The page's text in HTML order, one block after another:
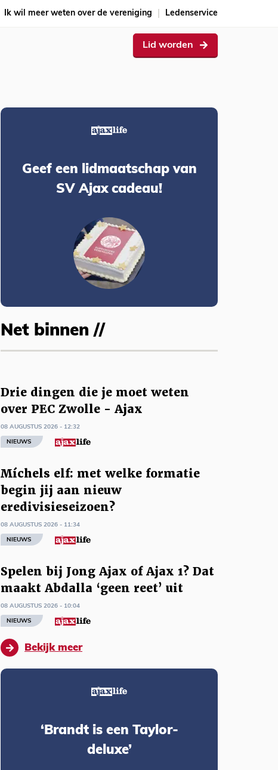
Ik wil meer weten over de vereniging Ledenservice
Lid worden
Geef een lidmaatschap van
SV Ajax cadeau!
Net binnen //
Drie dingen die je moet weten
over PEC Zwolle - Ajax
08 AUGUSTUS 2026 - 12:32
NIEUWS
Míchels elf: met welke formatie
begin jij aan nieuw
eredivisieseizoen?
08 AUGUSTUS 2026 - 11:34
NIEUWS
Spelen bij Jong Ajax of Ajax 1? Dat
maakt Abdalla ‘geen reet’ uit
08 AUGUSTUS 2026 - 10:04
NIEUWS
Bekijk meer
‘Brandt is een Taylor-
deluxe’